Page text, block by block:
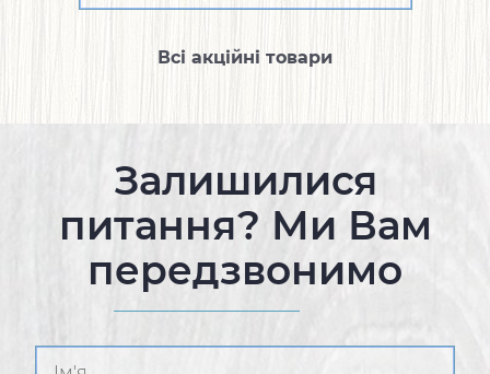
Всі акційні товари
Залишилися
питання? Ми Вам
передзвонимо